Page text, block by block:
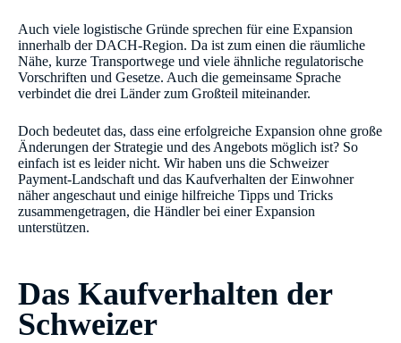
Auch viele logistische Gründe sprechen für eine Expansion
innerhalb der DACH-Region. Da ist zum einen die räumliche
Nähe, kurze Transportwege und viele ähnliche regulatorische
Vorschriften und Gesetze. Auch die gemeinsame Sprache
verbindet die drei Länder zum Großteil miteinander.
Doch bedeutet das, dass eine erfolgreiche Expansion ohne große
Änderungen der Strategie und des Angebots möglich ist? So
einfach ist es leider nicht. Wir haben uns die Schweizer
Payment-Landschaft und das Kaufverhalten der Einwohner
näher angeschaut und einige hilfreiche Tipps und Tricks
zusammengetragen, die Händler bei einer Expansion
unterstützen.
Das Kaufverhalten der
Schweizer